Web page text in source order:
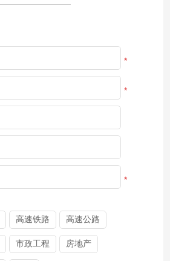
*
*
*
高速铁路 高速公路
市政工程 房地产